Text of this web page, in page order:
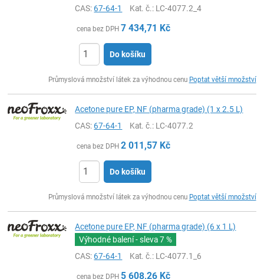
CAS:67-64-1 Kat. č.: LC-4077.2_4
cena bez DPH 7 434,71 Kč
Do košíku
Průmyslová množství látek za výhodnou cenu Poptat větší množství
Acetone pure EP, NF (pharma grade) (1 x 2.5 L)
CAS:67-64-1 Kat. č.: LC-4077.2
cena bez DPH 2 011,57 Kč
Do košíku
Průmyslová množství látek za výhodnou cenu Poptat větší množství
Acetone pure EP, NF (pharma grade) (6 x 1 L)
Výhodné balení - sleva7 %
CAS:67-64-1 Kat. č.: LC-4077.1_6
cena bez DPH 5 608,26 Kč